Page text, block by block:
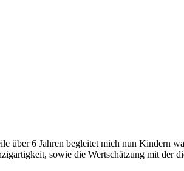
über 6 Jahren begleitet mich nun Kindern
sowie die Wertschätzung mit